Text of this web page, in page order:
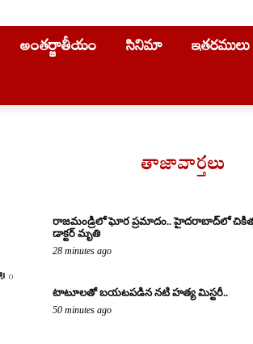
అంతర్జాతీయం సినిమా ఇతరములు
0
తాజావార్తలు
రాజమండ్రిలో ఘోర ప్రమాదం.. హైదరాబాద్‌లో
డాక్టర్ మృతి
28 minutes ago
టాటూలతో బయటపడిన నటి హత్య మిస్టరీ..
50 minutes ago